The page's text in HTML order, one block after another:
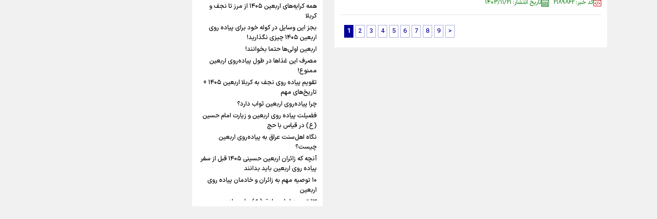
کد خبر: ۲۱۸۹۸۶۲
تاریخ انتشار: ۱۴۰۳/۱۱/۲۱
1 2 3 4 5 6 7 8 9 >
رابطه کارگر و کارفرما در
اندیشه رهبر شهید: از تضاد
به زوجیت
میراث رهبر شهید که با خون
ماندگار شد
اینفو برنا/ میزان مالیات بر ارزش
افزوده چقدر است؟
اینفوبرنا/ سقف معافیت مالیاتی
حقوق کارکنان دولت و بازنشستگان
در بودجه ۱۴۰۵ چقدر است؟
همه کرایه‌های اربعین ۱۴۰۵ از مرز تا نجف و
کربلا
بجز این وسایل در کوله خود برای پیاده روی
اربعین ۱۴۰۵ چیزی نگذارید!
اربعین اولی‌ها حتما بخوانند!
مصرف این غذاها در طول پیاده‌روی اربعین
ممنوع!
تقویم پیاده روی نجف به کربلا اربعین ۱۴۰۵ +
تاریخ‌های مهم
چرا پیاده‌روی اربعین ثواب دارد؟
فضیلت پیاده روی اربعین و زیارت امام حسین
(ع) در قیاس با حج
نگاه اهل‌سنت عراق به پیاده‌روی اربعین
چیست؟
آنچه که زائران اربعین حسینی ۱۴۰۵ قبل از سفر
پیاده روی اربعین باید بدانند
۱۰ توصیه مهم به زائران و خادمان پیاده روی
اربعین
۱۳ توصیه امام صادق (ع) برای پیاده‌روی